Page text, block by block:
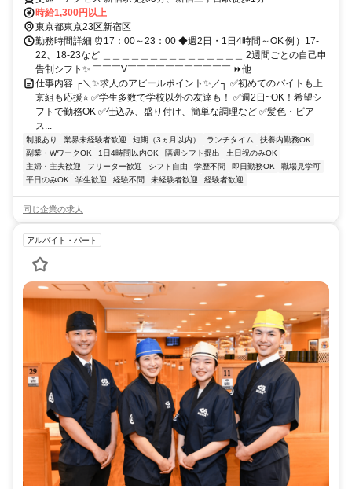
時給1,300円以上
東京都東京23区新宿区
勤務時間詳細 ⏰17：00～23：00 ◆週2日・1日4時間～OK 例）17-
22、18-23など ＿＿＿＿＿＿＿＿＿＿＿＿＿＿＿ 2週間ごとの自己申
告制シフト✨ ￣￣￣V￣￣￣￣￣￣￣￣￣￣￣ ⏩他...
仕事内容 ┌＼✨求人のアピールポイント✨／┐ ✅初めてのバイトも上
京組も応援⭐ ✅学生多数で学校以外の友達も！ ✅週2日~OK！希望シ
フトで勤務OK ✅仕込み、盛り付け、簡単な調理など ✅髪色・ピア
ス...
制服あり 業界未経験者歓迎 短期（3ヵ月以内） ランチタイム
扶養内勤務OK
副業・WワークOK
1日4時間以内OK 隔週シフト提出
土日祝のみOK
主婦・主夫歓迎
フリーター歓迎 シフト自由 学歴不問 即日勤務OK
職場見学可
平日のみOK
学生歓迎 経験不問 未経験者歓迎 経験者歓迎
同じ企業の求人
アルバイト・パート